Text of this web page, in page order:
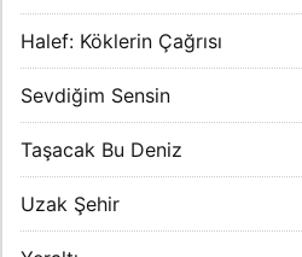
Halef: Köklerin Çağrısı
Sevdiğim Sensin
Taşacak Bu Deniz
Uzak Şehir